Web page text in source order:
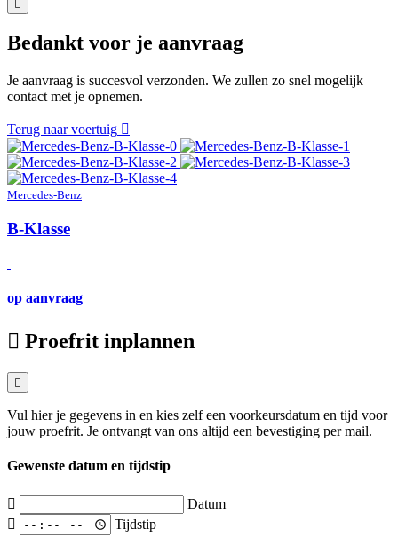
Bedankt voor je aanvraag
Je aanvraag is succesvol verzonden. We zullen zo snel mogelijk
contact met je opnemen.
Terug naar voertuig
Mercedes-Benz
B-Klasse
op aanvraag
Proefrit inplannen
Vul hier je gegevens in en kies zelf een voorkeursdatum en tijd voor
jouw proefrit. Je ontvangt van ons altijd een bevestiging per mail.
Gewenste datum en tijdstip
Datum
Tijdstip